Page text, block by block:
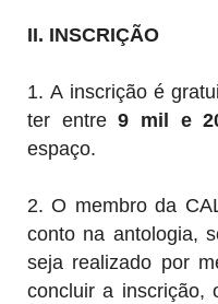
II. INSCRIÇÃO
1.A inscrição é
ter entre9 mil e
espaço.
2. O membro da
conto na antologia,
seja realizado por
concluir a inscrição,